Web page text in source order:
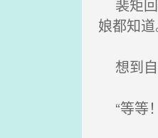
裴矩回
娘都知
想到自
“等等